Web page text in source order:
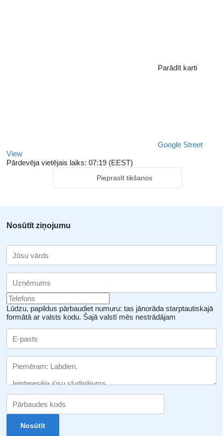
Parādīt karti
Google Street
View
Pārdevēja vietējais laiks: 07:19 (EEST)
Pieprasīt tikšanos
Nosūtīt ziņojumu
Lūdzu, papildus pārbaudiet numuru: tas jānorāda starptautiskajā
formātā ar valsts kodu. Šajā valstī mēs nestrādājam